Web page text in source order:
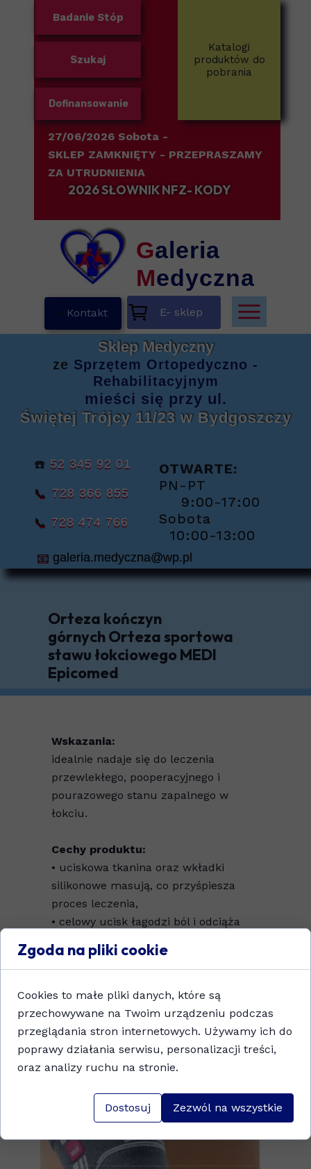
📧 galeria.medyczna@wp.pl
Kontakt
27/06/2026 Sobota -
SKLEP ZAMKNIĘTY - PRZEPRASZAMY
ZA UTRUDNIENIA
☎️ 52 345 92 01
📞 728 366 855
📞 728 474 766
OTWARTE:
PN-PT
9:00-17:00
Sobota
10:00-13:00
Galeria
Medyczna
Sklep Medyczny
ze Sprzętem Ortopedyczno -
Rehabilitacyjnym
mieści się przy ul.
Świętej Trójcy 11/23 w Bydgoszczy
E- sklep
Katalogi
produktów do
pobrania
2026 SŁOWNIK NFZ- KODY
Badanie Stóp
Szukaj
Dofinansowanie
Orteza kończyn
górnych Orteza sportowa
stawu łokciowego MEDI
Epicomed
Wskazania:
idealnie nadaje się do leczenia
przewlekłego, pooperacyjnego i
pourazowego stanu zapalnego w
łokciu.
Cechy produktu:
• uciskowa tkanina oraz wkładki
silikonowe masują, co przyśpiesza
proces leczenia,
• celowy ucisk łagodzi ból i odciąża
• wymiary peloty dostosowane do
• dodatkowy pasek do indywidualnego
regulowania ucisku.
Zgoda na pliki cookie
Cookies to małe pliki danych, które są
przechowywane na Twoim urządzeniu podczas
przeglądania stron internetowych. Używamy ich do
poprawy działania serwisu, personalizacji treści,
oraz analizy ruchu na stronie.
Dostosuj Zezwól na wszystkie